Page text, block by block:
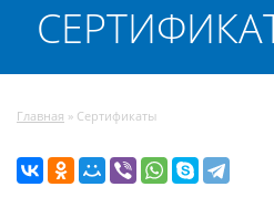
Главная » Сертификаты